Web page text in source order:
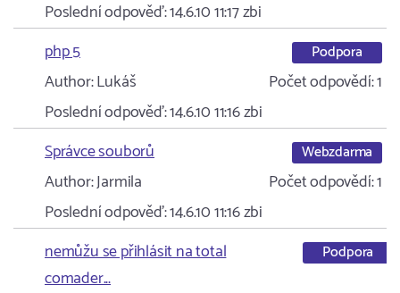
Poslední odpověď:14.6.10 11:17zbi
php 5
Podpora
Author:Lukáš Počet odpovědí:1
Poslední odpověď:14.6.10 11:16zbi
Správce souborů
Webzdarma
Author:Jarmila Počet odpovědí:1
Poslední odpověď:14.6.10 11:16zbi
nemůžu se přihlásit na total
comader...
Podpora